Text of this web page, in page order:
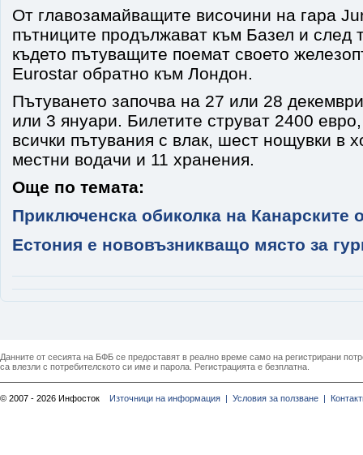
От главозамайващите височини на гара
пътниците продължават към Базел и след
където пътуващите поемат своето
Eurostar обратно към Лондон.
Пътуването започва на 27 или 28
или 3 януари. Билетите струват 2400
всички пътувания с влак, шест нощувки в
местни водачи и 11 хранения.
Още по темата:
Приключенска обиколка на Канарските
Естония е нововъзникващо място за
Данните от сесията на БФБ се предоставят в реално време само на регистрирани
са влезли с потребителското си име и парола. Регистрацията е безплатна.
© 2007 - 2026 Инфосток Източници на информация | Условия за ползване |